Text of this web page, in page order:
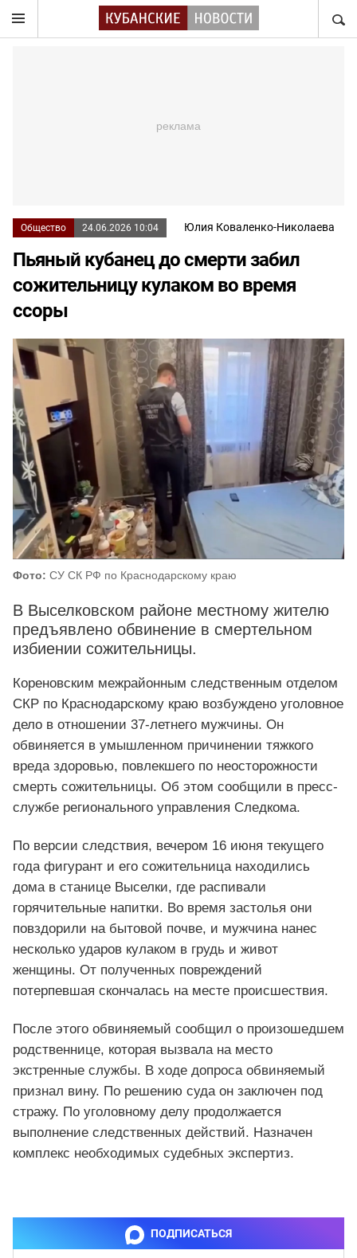
Общество 24.06.2026 10:04 Юлия Коваленко-Николаева
Пьяный кубанец до смерти забил
сожительницу кулаком во время
ссоры
Фото: СУ СК РФ по Краснодарскому краю
В Выселковском районе местному жителю
предъявлено обвинение в смертельном
избиении сожительницы.
Кореновским межрайонным следственным отделом
СКР по Краснодарскому краю возбуждено уголовное
дело в отношении 37-летнего мужчины. Он
обвиняется в умышленном причинении тяжкого
вреда здоровью, повлекшего по неосторожности
смерть сожительницы. Об этом сообщили в пресс-
службе регионального управления Следкома.
По версии следствия, вечером 16 июня текущего
года фигурант и его сожительница находились
дома в станице Выселки, где распивали
горячительные напитки. Во время застолья они
повздорили на бытовой почве, и мужчина нанес
несколько ударов кулаком в грудь и живот
женщины. От полученных повреждений
потерпевшая скончалась на месте происшествия.
После этого обвиняемый сообщил о произошедшем
родственнице, которая вызвала на место
экстренные службы. В ходе допроса обвиняемый
признал вину. По решению суда он заключен под
стражу. По уголовному делу продолжается
выполнение следственных действий. Назначен
комплекс необходимых судебных экспертиз.
ПОДПИСАТЬСЯ